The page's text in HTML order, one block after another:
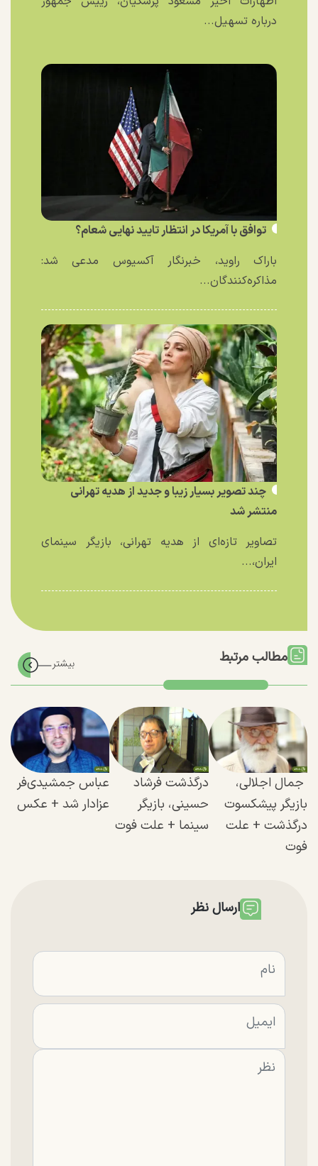
درباره تسهیل...
توافق با آمریکا در انتظار تایید نهایی شعام؟
باراک راوید، خبرنگار آکسیوس مدعی شد:
مذاکره‌کنندگان...
چند تصویر بسیار زیبا و جدید از هدیه تهرانی
منتشر شد
تصاویر تازه‌ای از هدیه تهرانی، بازیگر سینمای
ایران،...
مطالب مرتبط
جمال اجلالی،
بازیگر پیشکسوت
درگذشت + علت
فوت
درگذشت فرشاد
حسینی، بازیگر
سینما + علت فوت
عباس جمشیدی‌فر
عزادار شد + عکس
ارسال نظر